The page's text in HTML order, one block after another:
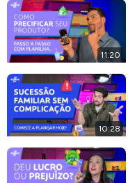
11:20
10:28